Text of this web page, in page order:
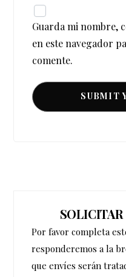
Guarda mi nombre,
en este navegador
comente.
Por favor completa
responderemos a la
que envíes serán